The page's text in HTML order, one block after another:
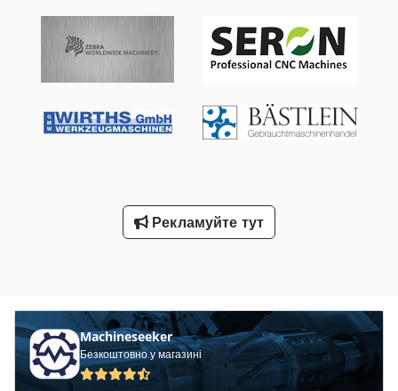
Висота столу прибл.: 920 мм - Привід: 400 V / 3,6 кВт -
Необхідний простір прибл.: Ш 1600 x В 1600 x Г 1600 мм -
Рекламуйте тут
Machineseeker
Безкоштовно у магазині